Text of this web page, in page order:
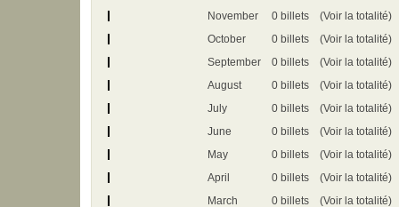
November
0 billets
(Voir la totalité)
October
0 billets
(Voir la totalité)
September
0 billets
(Voir la totalité)
August
0 billets
(Voir la totalité)
July
0 billets
(Voir la totalité)
June
0 billets
(Voir la totalité)
May
0 billets
(Voir la totalité)
April
0 billets
(Voir la totalité)
March
0 billets
(Voir la totalité)